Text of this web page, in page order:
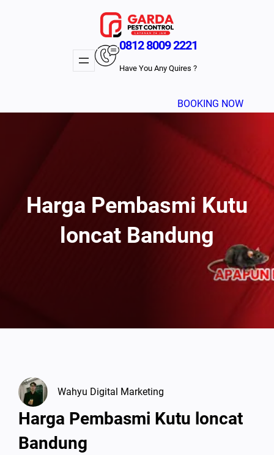
0812 8009 2221
Have You Any Quires ?
BOOKING NOW
Harga Pembasmi Kutu
loncat Bandung
Wahyu Digital Marketing
Harga Pembasmi Kutu loncat
Bandung